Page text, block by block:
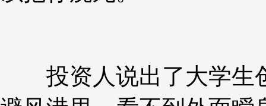
投资人说出了大学生